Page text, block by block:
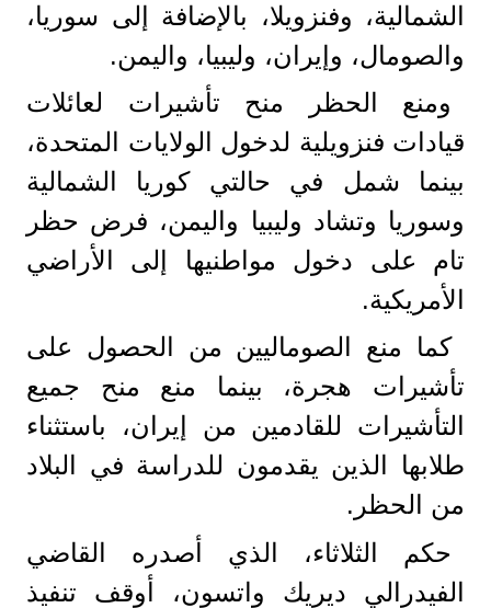
الشمالية، وفنزويلا، بالإضافة إلى سوريا،
والصومال، وإيران، وليبيا، واليمن.
ومنع الحظر منح تأشيرات لعائلات
قيادات فنزويلية لدخول الولايات المتحدة،
بينما شمل في حالتي كوريا الشمالية
وسوريا وتشاد وليبيا واليمن، فرض حظر
تام على دخول مواطنيها إلى الأراضي
الأمريكية.
كما منع الصوماليين من الحصول على
تأشيرات هجرة، بينما منع منح جميع
التأشيرات للقادمين من إيران، باستثناء
طلابها الذين يقدمون للدراسة في البلاد
من الحظر.
حكم الثلاثاء، الذي أصدره القاضي
الفيدرالي ديريك واتسون، أوقف تنفيذ